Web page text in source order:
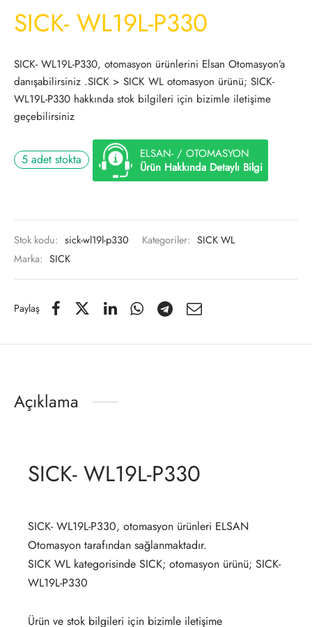
SICK- WL19L-P330
SICK- WL19L-P330, otomasyon ürünlerini Elsan Otomasyon’a
danışabilirsiniz .SICK > SICK WL otomasyon ürünü; SICK-
WL19L-P330 hakkında stok bilgileri için bizimle iletişime
geçebilirsiniz
5 adet stokta
ELSAN- / OTOMASYON
Ürün Hakkında Detaylı Bilgi
Stok kodu: sick-wl19l-p330 Kategoriler: SICK WL
Marka: SICK
Paylaş
Açıklama
SICK- WL19L-P330
SICK- WL19L-P330, otomasyon ürünleri ELSAN
Otomasyon tarafından sağlanmaktadır.
SICK WL kategorisinde SICK; otomasyon ürünü; SICK-
WL19L-P330
Ürün ve stok bilgileri için bizimle iletişime